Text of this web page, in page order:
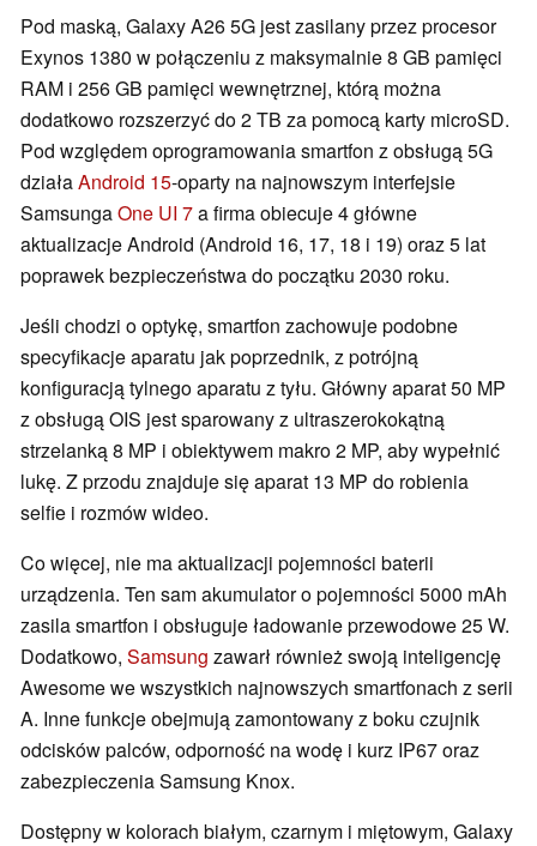
Pod maską, Galaxy A26 5G jest zasilany przez procesor
Exynos 1380 w połączeniu z maksymalnie 8 GB pamięci
RAM i 256 GB pamięci wewnętrznej, którą można
dodatkowo rozszerzyć do 2 TB za pomocą karty microSD.
Pod względem oprogramowania smartfon z obsługą 5G
działaAndroid 15-oparty na najnowszym interfejsie
SamsungaOne UI 7a firma obiecuje 4 główne
aktualizacje Android (Android 16, 17, 18 i 19) oraz 5 lat
poprawek bezpieczeństwa do początku 2030 roku.
Jeśli chodzi o optykę, smartfon zachowuje podobne
specyfikacje aparatu jak poprzednik, z potrójną
konfiguracją tylnego aparatu z tyłu. Główny aparat 50 MP
z obsługą OIS jest sparowany z ultraszerokokątną
strzelanką 8 MP i obiektywem makro 2 MP, aby wypełnić
lukę. Z przodu znajduje się aparat 13 MP do robienia
selfie i rozmów wideo.
Co więcej, nie ma aktualizacji pojemności baterii
urządzenia. Ten sam akumulator o pojemności 5000 mAh
zasila smartfon i obsługuje ładowanie przewodowe 25 W.
Dodatkowo, Samsung zawarł również swoją inteligencję
Awesome we wszystkich najnowszych smartfonach z serii
A. Inne funkcje obejmują zamontowany z boku czujnik
odcisków palców, odporność na wodę i kurz IP67 oraz
zabezpieczenia Samsung Knox.
Dostępny w kolorach białym, czarnym i miętowym, Galaxy